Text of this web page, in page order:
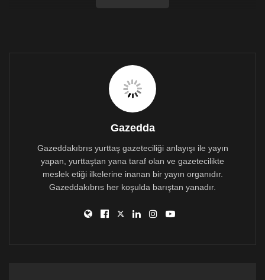
Gazedda
Gazeddakıbrıs yurttaş gazeteciliği anlayışı ile yayın
yapan, yurttaştan yana taraf olan ve gazetecilikte
meslek etiği ilkelerine inanan bir yayın organıdır.
Gazeddakıbrıs her koşulda barıştan yanadır.